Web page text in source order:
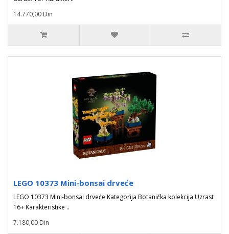
14.770,00 Din
LEGO 10373 Mini-bonsai drveće
LEGO 10373 Mini-bonsai drveće Kategorija Botanička kolekcija Uzrast
16+ Karakteristike ..
7.180,00 Din